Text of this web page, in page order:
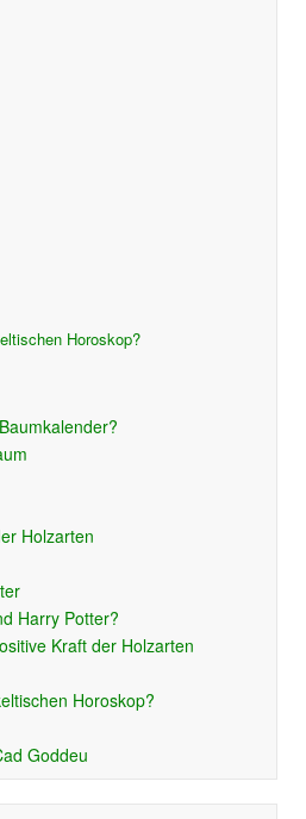
Horoskop?
Holzarten
Harry Potter?
Kraft der Holzarten
Horoskop?
Goddeu